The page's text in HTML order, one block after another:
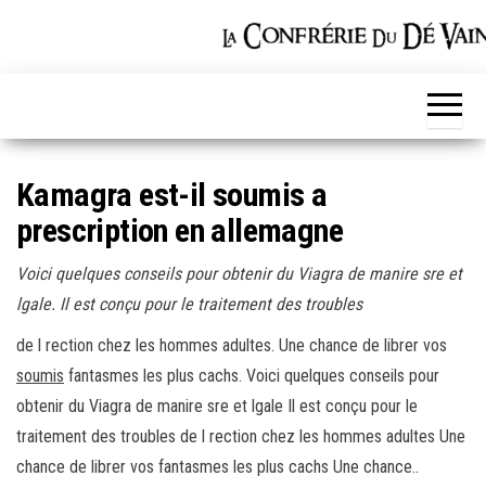
Kamagra est-il soumis a
prescription en allemagne
Voici quelques conseils pourobtenir du Viagra de manire sre et
lgale. Ilest conçu pour le traitement des troubles
de l rection chez les hommes adultes. Une chance de librer vos
soumis fantasmes les plus cachs. Voici quelques conseils pour
obtenir du Viagra de manire sre et lgale Il est conçu pour le
traitement des troubles de l rection chez les hommes adultes Une
chance de librer vos fantasmes les plus cachs Une chance..